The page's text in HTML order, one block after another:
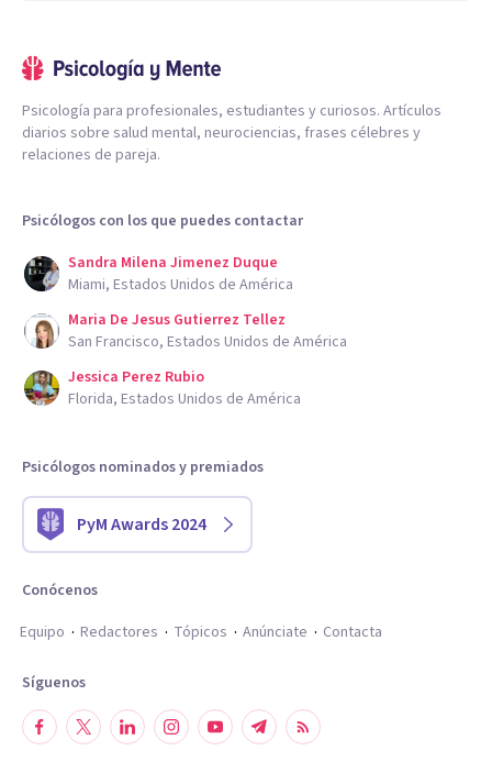
Psicología para profesionales, estudiantes y curiosos. Artículos
diarios sobre salud mental, neurociencias, frases célebres y
relaciones de pareja.
Psicólogos con los que puedes contactar
Sandra Milena Jimenez Duque
Miami, Estados Unidos de América
Maria De Jesus Gutierrez Tellez
San Francisco, Estados Unidos de América
Jessica Perez Rubio
Florida, Estados Unidos de América
Psicólogos nominados y premiados
PyM Awards 2024
Conócenos
Equipo
Redactores Tópicos Anúnciate Contacta
Síguenos